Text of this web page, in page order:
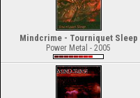
Mindcrime - Tourniquet Sleep
Power Metal - 2005